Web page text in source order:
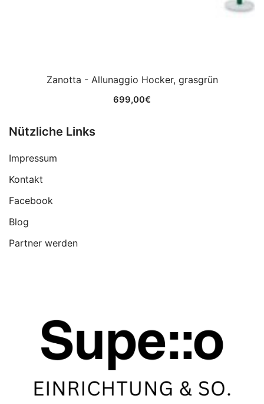
Zanotta - Allunaggio Hocker, grasgrün
699,00€
Nützliche Links
Impressum
Kontakt
Facebook
Blog
Partner werden